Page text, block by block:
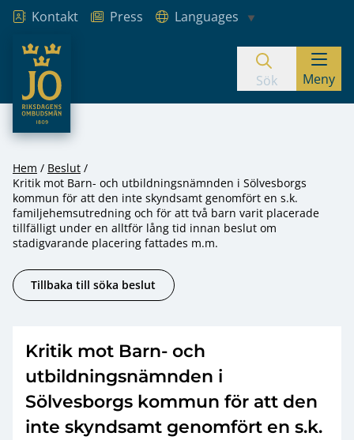
Hoppa till innehåll
Kontakt Press
Languages
JO – Riksdagens Ombudsmän
Sök Meny
Hem
Beslut
Kritik mot Barn- och utbildningsnämnden i Sölvesborgs
kommun för att den inte skyndsamt genomfört en s.k.
familjehemsutredning och för att två barn varit placerade
tillfälligt under en alltför lång tid innan beslut om
stadigvarande placering fattades m.m.
Tillbaka till söka beslut
Kritik mot Barn- och
utbildningsnämnden i
Sölvesborgs kommun för att den
inte skyndsamt genomfört en s.k.